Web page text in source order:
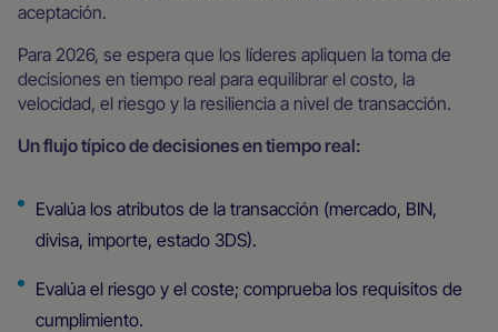
aceptación.
Para 2026, se espera que los líderes apliquen la toma de
decisiones en tiempo real para equilibrar el costo, la
velocidad, el riesgo y la resiliencia a nivel de transacción.
Un flujo típico de decisiones en tiempo real:
Evalúa los atributos de la transacción (mercado, BIN,
divisa, importe, estado 3DS).
Evalúa el riesgo y el coste; comprueba los requisitos de
cumplimiento.